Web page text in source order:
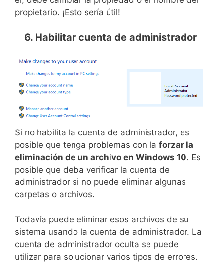
propietario. ¡Esto sería útil!
6. Habilitar cuenta de administrador
Si no habilita la cuenta de administrador, es
posible que tenga problemas con la forzar la
eliminación de un archivo en Windows 10. Es
posible que deba verificar la cuenta de
administrador si no puede eliminar algunas
carpetas o archivos.
Todavía puede eliminar esos archivos de su
sistema usando la cuenta de administrador. La
cuenta de administrador oculta se puede
utilizar para solucionar varios tipos de errores.